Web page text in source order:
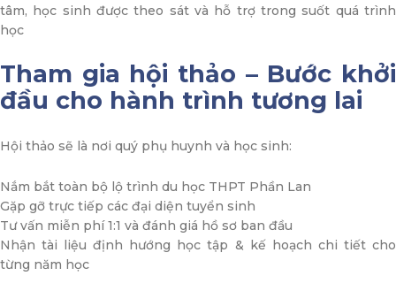
tâm, học sinh được theo sát và hỗ trợ trong suốt quá trình
học
Tham gia hội thảo – Bước khởi
đầu cho hành trình tương lai
Hội thảo sẽ là nơi quý phụ huynh và học sinh:
Nắm bắt toàn bộ lộ trình du học THPT Phần Lan
Gặp gỡ trực tiếp các đại diện tuyển sinh
Tư vấn miễn phí 1:1 và đánh giá hồ sơ ban đầu
Nhận tài liệu định hướng học tập & kế hoạch chi tiết cho
từng năm học